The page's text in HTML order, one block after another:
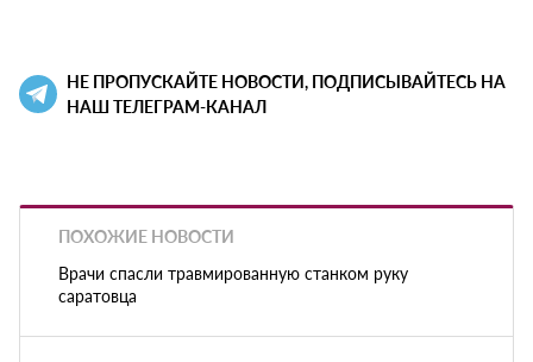
НЕ ПРОПУСКАЙТЕ НОВОСТИ, ПОДПИСЫВАЙТЕСЬ НА
НАШ ТЕЛЕГРАМ-КАНАЛ
ПОХОЖИЕ НОВОСТИ
Врачи спасли травмированную станком руку
саратовца